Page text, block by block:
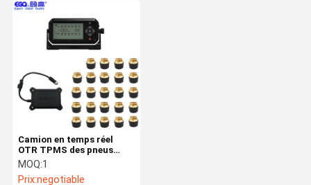
Camion en temps réel
OTR TPMS des pneus
433.92MHZ vingt-quatre
MOQ:1
Prix:negotiable